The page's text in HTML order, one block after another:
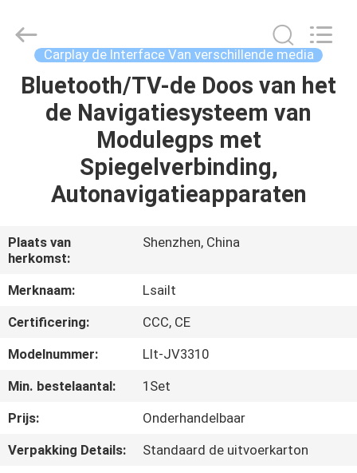
HUIS
PRODUCTEN
VIDEOS
ONGEVEER
ONS
FABRIEKSREIS
KWALITEITSCONTROLE
CONTACTEER
ONS
Automobile
Electron
Rights
Reserved.
Carplay de Interface Van verschillende media
Bluetooth/TV-de Doos van het
de Navigatiesysteem van
Modulegps met
Spiegelverbinding,
Autonavigatieapparaten
Plaats van
herkomst:
Shenzhen, China
Merknaam:
Lsailt
Certificering:
CCC, CE
Modelnummer:
Llt-JV3310
Min. bestelaantal:
1Set
Prijs:
Onderhandelbaar
Verpakking Details:
Standaard de uitvoerkarton